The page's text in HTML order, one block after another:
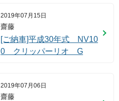
2019年07月15日
齋藤
[ご納車]平成30年式 NV10
0 クリッパーリオ G
2019年07月06日
齋藤